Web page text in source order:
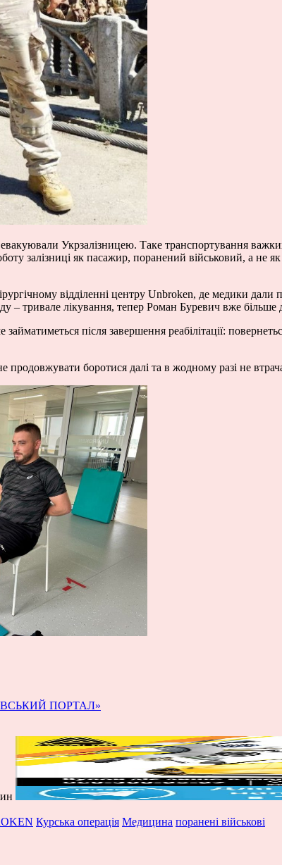
Укрзалізницею. Таке транспортування
залізниці як пасажир, поранений військовий, а не
відділенні центру Unbroken, де медики
– тривале лікування, тепер Роман Буревич вже більше
після завершення реабілітації:
продовжувати боротися далі та в жодному разі не
ПОРТАЛ»
Курська операція Медицина поранені військові